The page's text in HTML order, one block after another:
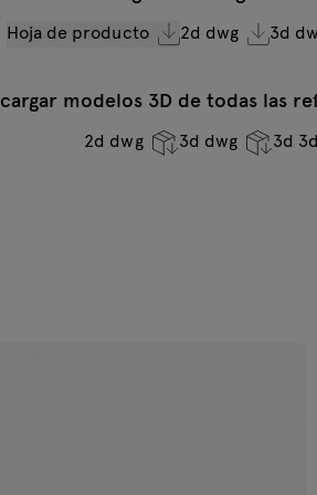
Hoja de producto 2d dwg 3d
modelos 3D de todas las
2d dwg 3d dwg 3d